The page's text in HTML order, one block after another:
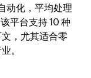
动化，平均处理
平台支持 10 种
，尤其适合零
。